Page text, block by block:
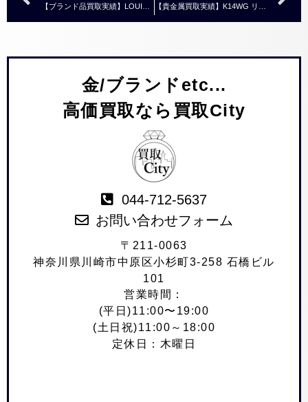
金/ブランドetc...
高価買取なら買取City
044-712-5637
お問い合わせフォーム
〒211-0063
神奈川県川崎市中原区小杉町3-258 石橋ビル
101
営業時間：
(平日)11:00〜19:00
(土日祝)11:00～18:00
定休日：木曜日